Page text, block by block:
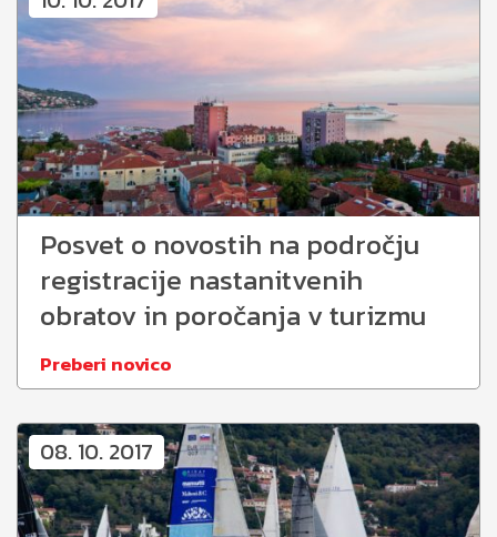
Posvet o novostih na področju
registracije nastanitvenih
obratov in poročanja v turizmu
Preberi novico
08. 10. 2017